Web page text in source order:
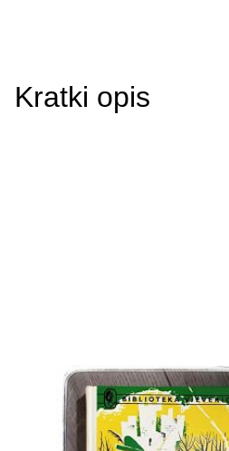
Kratki opis